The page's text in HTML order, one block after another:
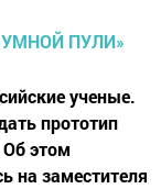
ученые.
прототип
этом
на заместителя